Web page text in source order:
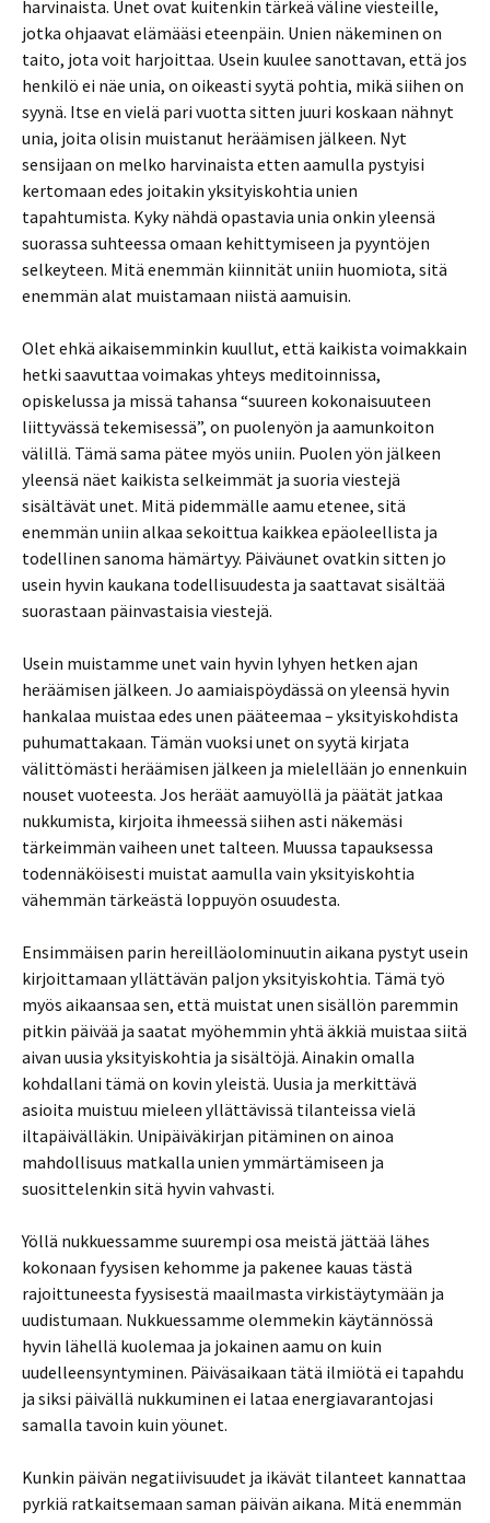
harvinaista. Unet ovat kuitenkin tärkeä väline viesteille,
jotka ohjaavat elämääsi eteenpäin. Unien näkeminen on
taito, jota voit harjoittaa. Usein kuulee sanottavan, että jos
henkilö ei näe unia, on oikeasti syytä pohtia, mikä siihen on
syynä. Itse en vielä pari vuotta sitten juuri koskaan nähnyt
unia, joita olisin muistanut heräämisen jälkeen. Nyt
sensijaan on melko harvinaista etten aamulla pystyisi
kertomaan edes joitakin yksityiskohtia unien
tapahtumista. Kyky nähdä opastavia unia onkin yleensä
suorassa suhteessa omaan kehittymiseen ja pyyntöjen
selkeyteen. Mitä enemmän kiinnität uniin huomiota, sitä
enemmän alat muistamaan niistä aamuisin.
Olet ehkä aikaisemminkin kuullut, että kaikista voimakkain
hetki saavuttaa voimakas yhteys meditoinnissa,
opiskelussa ja missä tahansa “suureen kokonaisuuteen
liittyvässä tekemisessä”, on puolenyön ja aamunkoiton
välillä. Tämä sama pätee myös uniin. Puolen yön jälkeen
yleensä näet kaikista selkeimmät ja suoria viestejä
sisältävät unet. Mitä pidemmälle aamu etenee, sitä
enemmän uniin alkaa sekoittua kaikkea epäoleellista ja
todellinen sanoma hämärtyy. Päiväunet ovatkin sitten jo
usein hyvin kaukana todellisuudesta ja saattavat sisältää
suorastaan päinvastaisia viestejä.
Usein muistamme unet vain hyvin lyhyen hetken ajan
heräämisen jälkeen. Jo aamiaispöydässä on yleensä hyvin
hankalaa muistaa edes unen pääteemaa – yksityiskohdista
puhumattakaan. Tämän vuoksi unet on syytä kirjata
välittömästi heräämisen jälkeen ja mielellään jo ennenkuin
nouset vuoteesta. Jos heräät aamuyöllä ja päätät jatkaa
nukkumista, kirjoita ihmeessä siihen asti näkemäsi
tärkeimmän vaiheen unet talteen. Muussa tapauksessa
todennäköisesti muistat aamulla vain yksityiskohtia
vähemmän tärkeästä loppuyön osuudesta.
Ensimmäisen parin hereilläolominuutin aikana pystyt usein
kirjoittamaan yllättävän paljon yksityiskohtia. Tämä työ
myös aikaansaa sen, että muistat unen sisällön paremmin
pitkin päivää ja saatat myöhemmin yhtä äkkiä muistaa siitä
aivan uusia yksityiskohtia ja sisältöjä. Ainakin omalla
kohdallani tämä on kovin yleistä. Uusia ja merkittävä
asioita muistuu mieleen yllättävissä tilanteissa vielä
iltapäivälläkin. Unipäiväkirjan pitäminen on ainoa
mahdollisuus matkalla unien ymmärtämiseen ja
suosittelenkin sitä hyvin vahvasti.
Yöllä nukkuessamme suurempi osa meistä jättää lähes
kokonaan fyysisen kehomme ja pakenee kauas tästä
rajoittuneesta fyysisestä maailmasta virkistäytymään ja
uudistumaan. Nukkuessamme olemmekin käytännössä
hyvin lähellä kuolemaa ja jokainen aamu on kuin
uudelleensyntyminen. Päiväsaikaan tätä ilmiötä ei tapahdu
ja siksi päivällä nukkuminen ei lataa energiavarantojasi
samalla tavoin kuin yöunet.
Kunkin päivän negatiivisuudet ja ikävät tilanteet kannattaa
pyrkiä ratkaitsemaan saman päivän aikana. Mitä enemmän